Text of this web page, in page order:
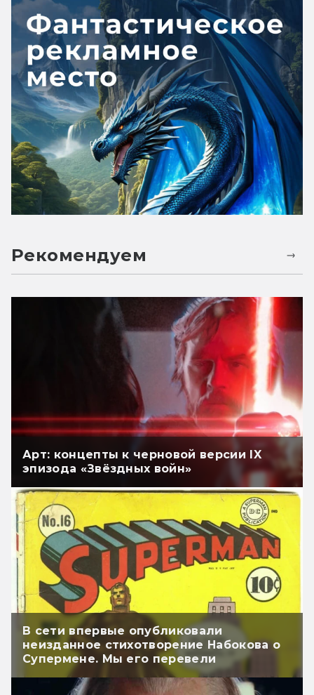
Рекомендуем
Арт: концепты к черновой версии IX
эпизода «Звёздных войн»
В сети впервые опубликовали
неизданное стихотворение Набокова о
Супермене. Мы его перевели